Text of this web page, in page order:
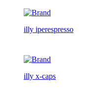
illy iperespresso
illy x-caps